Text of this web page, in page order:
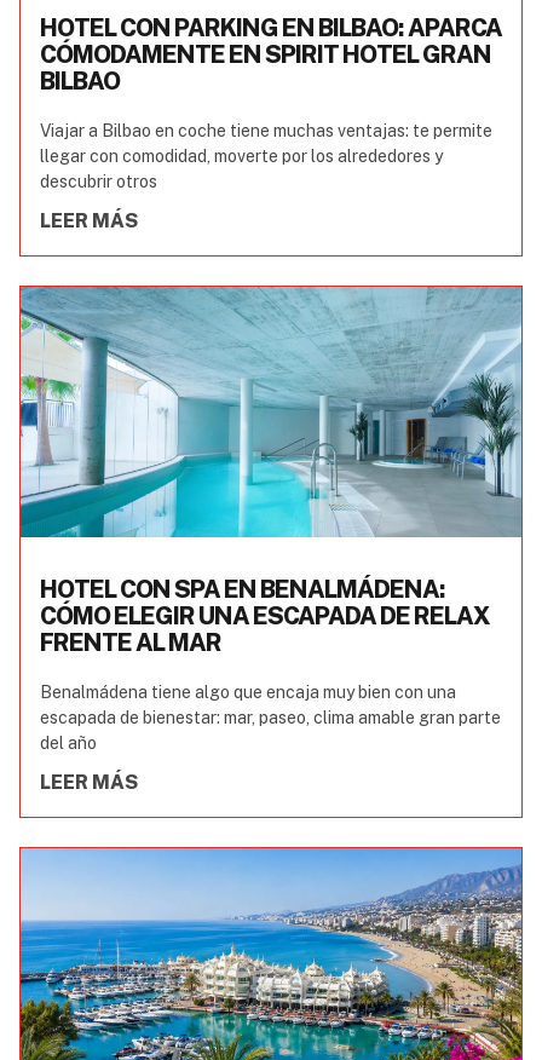
HOTEL CON PARKING EN BILBAO: APARCA
CÓMODAMENTE EN SPIRIT HOTEL GRAN
BILBAO
Viajar a Bilbao en coche tiene muchas ventajas: te permite
llegar con comodidad, moverte por los alrededores y
descubrir otros
LEER MÁS
HOTEL CON SPA EN BENALMÁDENA:
CÓMO ELEGIR UNA ESCAPADA DE RELAX
FRENTE AL MAR
Benalmádena tiene algo que encaja muy bien con una
escapada de bienestar: mar, paseo, clima amable gran parte
del año
LEER MÁS